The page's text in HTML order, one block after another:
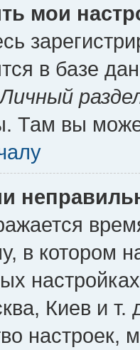
мои
в базе
Личный
Там вы
в котором
Киев и т.
настроек,